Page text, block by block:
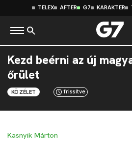
TELEX AFTER G7 KARAKTER
Kezd beérni az új
őrület
KÖZÉLET frissítve
Kasnyik Márton